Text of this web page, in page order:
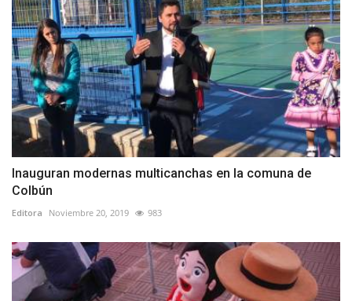
Inauguran modernas multicanchas en la comuna de
Colbún
Editora Noviembre 20, 2019 983